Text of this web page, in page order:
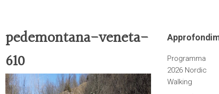
pedemontana-veneta-
610
Programma
2026 Nordic
Walking